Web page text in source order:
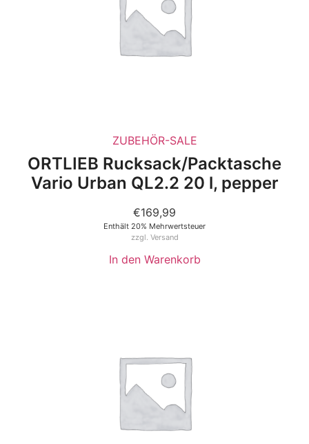
ZUBEHÖR-SALE
ORTLIEB Rucksack/Packtasche
Vario Urban QL2.2 20 l, pepper
€169,99
Enthält 20% Mehrwertsteuer
zzgl. Versand
In den Warenkorb